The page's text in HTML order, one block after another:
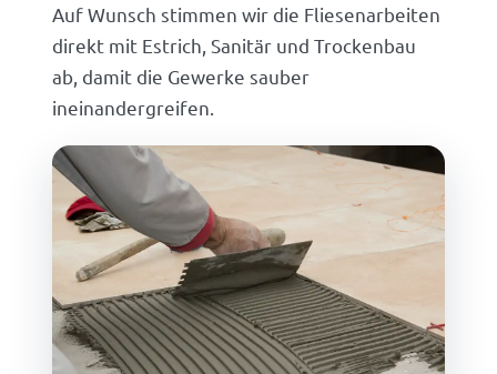
Auf Wunsch stimmen wir die Fliesenarbeiten
direkt mit Estrich, Sanitär und Trockenbau
ab, damit die Gewerke sauber
ineinandergreifen.